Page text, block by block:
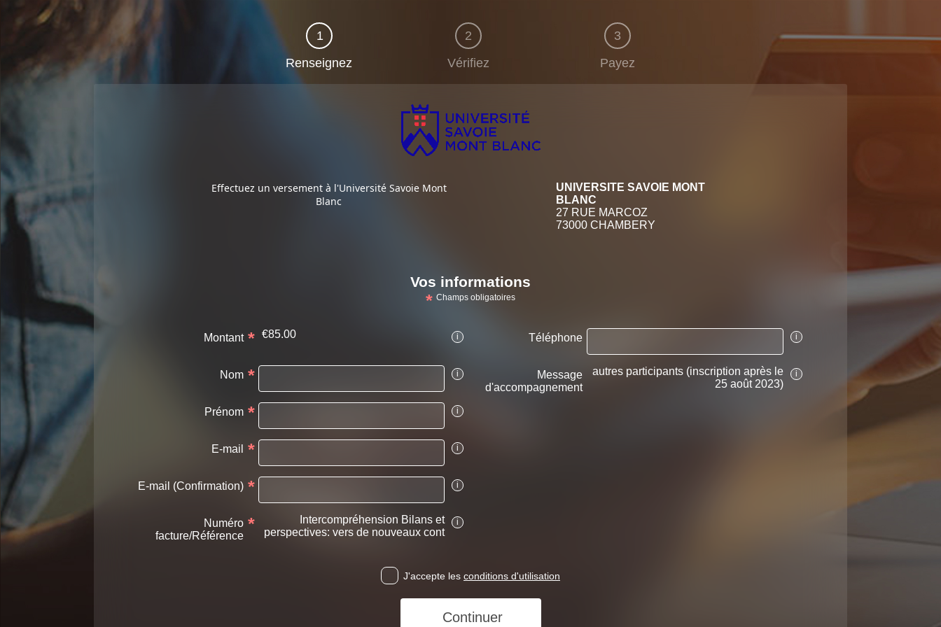
1
Renseignez
2
Vérifiez
3
Payez
Effectuez un versement à l'Université Savoie Mont
Blanc
UNIVERSITE SAVOIE MONT
BLANC
27 RUE MARCOZ
73000 CHAMBERY
Vos informations
* Champs obligatoires
Montant * €85.00 i
Nom * i
Prénom * i
E-mail * i
E-mail (Confirmation) * i
Numéro
facture/Référence
*
Intercompréhension Bilans et
perspectives: vers de nouveaux cont
i
Téléphone i
Message
d'accompagnement
autres participants (inscription après le
25 août 2023)
i
J'accepte les conditions d'utilisation